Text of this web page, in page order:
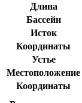
Длина
Бассейн
Исток
Координаты
Устье
Местоположение
Координаты